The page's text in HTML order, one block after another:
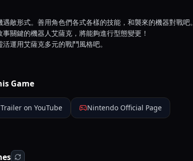
敵形式。善用角色們各式各樣的技能，和襲來的機器對戰吧。
事關鍵的機器人艾薩克，將能夠進行型態變更！
運用艾薩克多元的戰鬥風格吧。
Game
on YouTube Nintendo Official Page